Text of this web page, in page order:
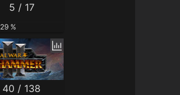
5 / 17
29 %
40 / 138